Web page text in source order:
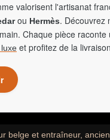
valorisent l'artisanat
ou Hermès. Découvrez
Chaque pièce
et profitez de la
belge et entraîneur,